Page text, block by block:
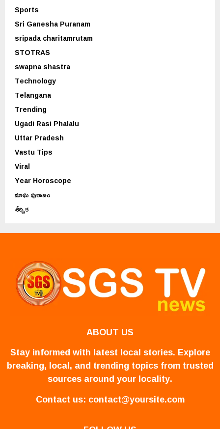
Sports
Sri Ganesha Puranam
sripada charitamrutam
STOTRAS
swapna shastra
Technology
Telangana
Trending
Ugadi Rasi Phalalu
Uttar Pradesh
Vastu Tips
Viral
Year Horoscope
మాఘ పురాణం
శీర్షిక
ABOUT US
Stay informed with latest local stories. Explore
breaking, local, and trending topics from trusted
sources around your locality.
Contact us: contact@yoursite.com